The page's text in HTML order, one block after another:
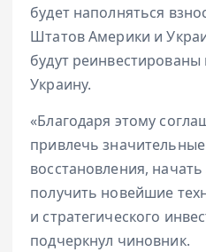
будет наполняться
Штатов Америки и
будут
Украину.
«Благодаря этому
привлечь
восстановления,
получить новейшие
и стратегического
подчеркнул чиновник.